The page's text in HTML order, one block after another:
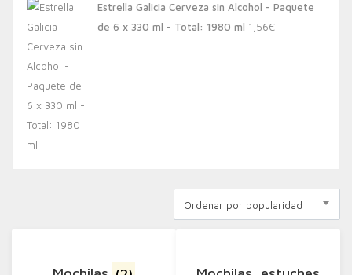
Estrella Galicia Cerveza sin Alcohol - Paquete
de 6 x 330 ml - Total: 1980 ml 1,56€
Ordenar por popularidad